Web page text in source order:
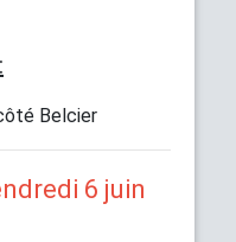
Belcier
6 juin